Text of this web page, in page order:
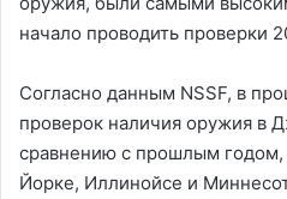
начало проводить проверки
Согласно данным NSSF, в
проверок наличия оружия в
сравнению с прошлым
Йорке, Иллинойсе и